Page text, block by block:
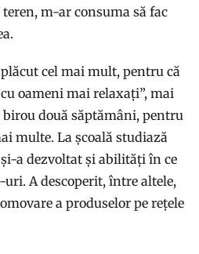
m-ar consuma să fac
cel mai mult, pentru că
oameni mai relaxați”, mai
birou două săptămâni, pentru
multe. La școală studiază
a dezvoltat și abilități în ce
uri. A descoperit, între altele,
a produselor pe rețele